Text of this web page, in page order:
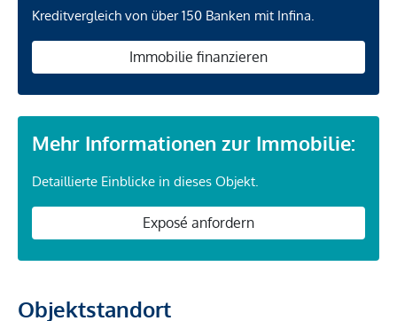
Kreditvergleich von über 150 Banken mit Infina.
Immobilie finanzieren
Mehr Informationen zur Immobilie:
Detaillierte Einblicke in dieses Objekt.
Exposé anfordern
Objektstandort